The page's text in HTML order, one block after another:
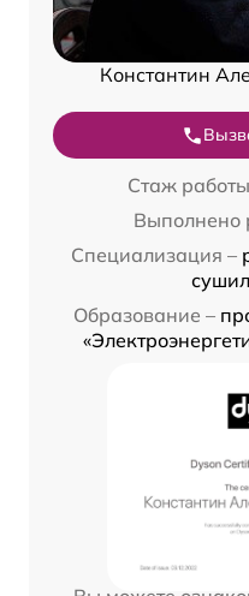
Константин
Стаж
Выполнено
Специализация –
Образование –